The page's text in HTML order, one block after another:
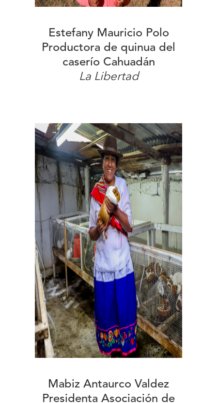
Estefany Mauricio Polo
Productora de quinua del
caserío Cahuadán
La Libertad
Mabiz Antaurco Valdez
Presidenta Asociación de